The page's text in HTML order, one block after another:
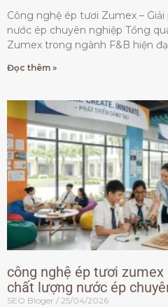
Công nghệ ép tươi Zumex –
nước ép chuyên nghiệp Tổng
Zumex trong ngành F&B hiện
Đọc thêm »
công nghệ ép tươi
chất lượng nước ép
SEO Bloger 25/04/2026